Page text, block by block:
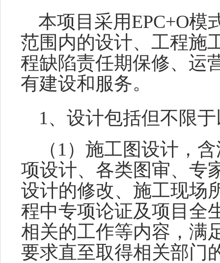
本项目采用EPC+O模
范围内的设计、工程施
程缺陷责任期保修、运
有建设和服务。
1、设计包括但不限
（ 1）施工图设计，
项设计、各类图审、专
设计的修改、施工现场
程中专项论证及项目全
相关的工作等内容，满
要求直至取得相关部门